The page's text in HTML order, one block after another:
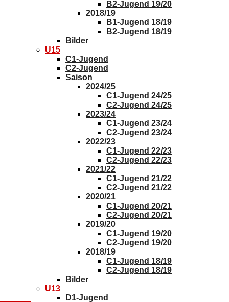
C1-Jugend
C2-Jugend
Saison
C1-Jugend 24/25
C2-Jugend 24/25
2023/24
C1-Jugend 23/24
C2-Jugend 23/24
2022/23
C1-Jugend 22/23
C2-Jugend 22/23
2021/22
C1-Jugend 21/22
C2-Jugend 21/22
2020/21
C1-Jugend 20/21
C2-Jugend 20/21
2019/20
C1-Jugend 19/20
C2-Jugend 19/20
2018/19
C1-Jugend 18/19
C2-Jugend 18/19
D1-Jugend
D2-Jugend
Saison
D1-Jugend 24/25